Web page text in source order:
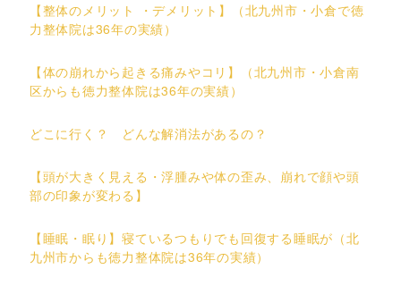
【整体のメリット ・デメリット】（北九州市・小倉で徳
力整体院は36年の実績）
【体の崩れから起きる痛みやコリ】（北九州市・小倉南
区からも徳力整体院は36年の実績）
どこに行く？ どんな解消法があるの？
【頭が大きく見える・浮腫みや体の歪み、崩れで顔や頭
部の印象が変わる】
【睡眠・眠り】寝ているつもりでも回復する睡眠が（北
九州市からも徳力整体院は36年の実績）